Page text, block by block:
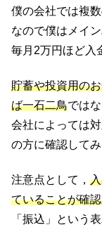
僕の会社では複
なので僕はメイ
毎月2万円ほど入
貯蓄や投資用の
ば一石二鳥では
会社によっては
の方に確認して
注意点として，
ていることが確
「振込」という